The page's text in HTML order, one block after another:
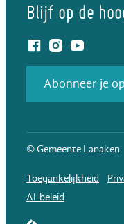
Blijf op de
Facebook
Instagram
YouTube
Abonneer je
© Gemeente Lanaken
Toegankelijkheid
AI-beleid